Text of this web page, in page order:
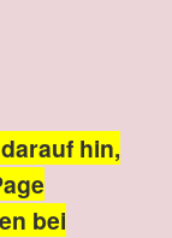
hin,
bei